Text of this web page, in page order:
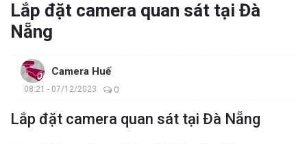
Lắp đặt camera quan sát tại Đà
Nẵng
Camera Huế
08:21 - 07/12/2023 0
Lắp đặt camera quan sát tại Đà Nẵng